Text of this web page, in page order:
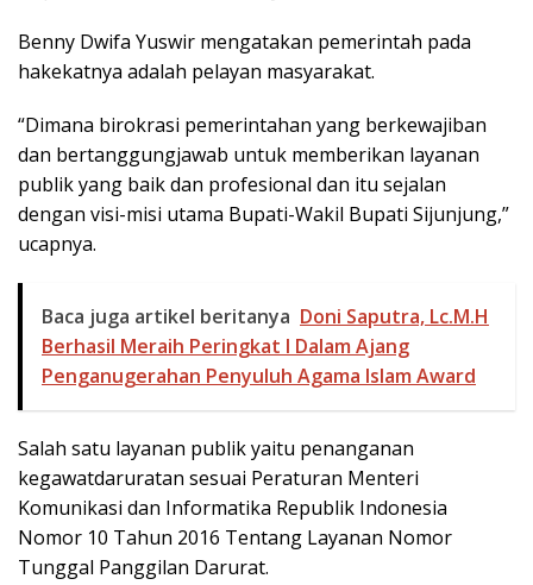
Benny Dwifa Yuswir mengatakan pemerintah pada
hakekatnya adalah pelayan masyarakat.
“Dimana birokrasi pemerintahan yang berkewajiban
dan bertanggungjawab untuk memberikan layanan
publik yang baik dan profesional dan itu sejalan
dengan visi-misi utama Bupati-Wakil Bupati Sijunjung,”
ucapnya.
Baca juga artikel beritanya Doni Saputra, Lc.M.H
Berhasil Meraih Peringkat I Dalam Ajang
Penganugerahan Penyuluh Agama Islam Award
Salah satu layanan publik yaitu penanganan
kegawatdaruratan sesuai Peraturan Menteri
Komunikasi dan Informatika Republik Indonesia
Nomor 10 Tahun 2016 Tentang Layanan Nomor
Tunggal Panggilan Darurat.